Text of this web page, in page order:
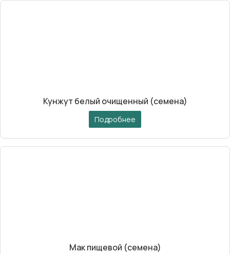
Кунжут белый очищенный (семена)
Подробнее
Мак пищевой (семена)